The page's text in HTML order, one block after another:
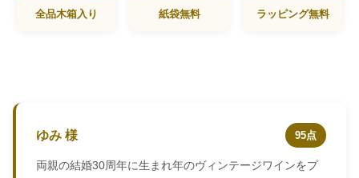
全品木箱入り 紙袋無料 ラッピング無料
ゆみ 様 95点
両親の結婚30周年に生まれ年のヴィンテージワインをプ